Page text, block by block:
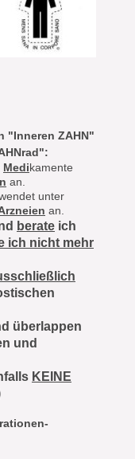
"Inneren ZAHN"
Medikamente
an.
unter
an.
berate ich
ich nicht mehr
überlappen
und
KEINE